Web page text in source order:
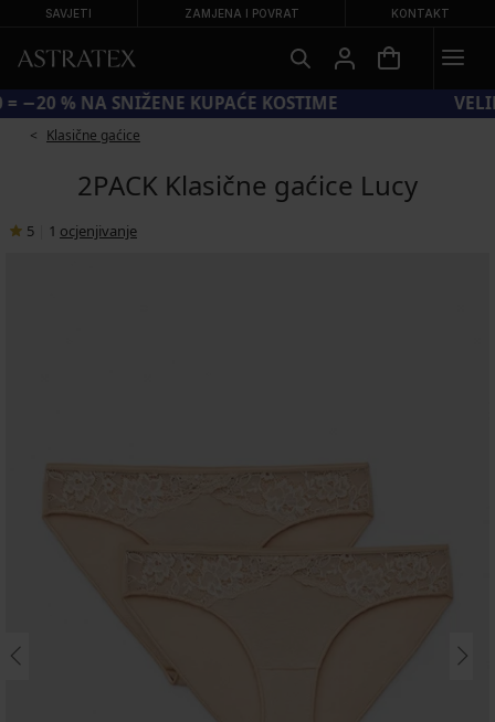
SAVJETI ZAMJENA I POVRAT KONTAKT
KOD SUN20 = −20 % NA SNIŽENE KUPAĆE KOSTIME
Klasične gaćice
2PACK Klasične gaćice Lucy
5 1 ocjenjivanje